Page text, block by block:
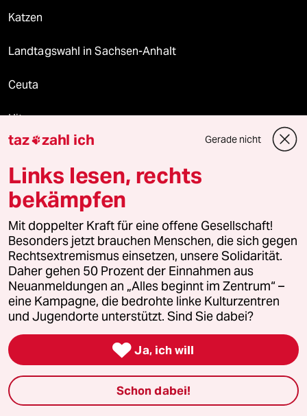
Katzen
Landtagswahl in Sachsen-Anhalt
Ceuta
Hitze
Verlag
Aktuelles
Hausblog
Die Seitenwende
Stellen
Presse
taz zahl ich Gerade nicht
Links lesen, rechts
bekämpfen
Mit doppelter Kraft für eine offene Gesellschaft!
Besonders jetzt brauchen Menschen, die sich gegen
Rechtsextremismus einsetzen, unsere Solidarität.
Daher gehen 50 Prozent der Einnahmen aus
Neuanmeldungen an „Alles beginnt im Zentrum“ –
eine Kampagne, die bedrohte linke Kulturzentren
und Jugendorte unterstützt. Sind Sie dabei?
 Ja, ich will
Schon dabei!